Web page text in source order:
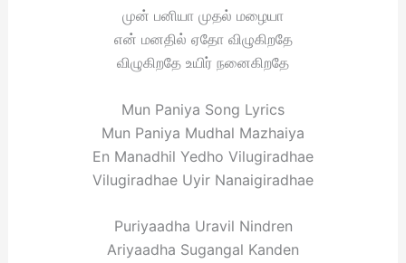
முன் பனியா முதல் மழையா
என் மனதில் ஏதோ விழுகிறதே
விழுகிறதே உயிர் நனைகிறதே
Mun Paniya Song Lyrics
Mun Paniya Mudhal Mazhaiya
En Manadhil Yedho Vilugiradhae
Vilugiradhae Uyir Nanaigiradhae
Puriyaadha Uravil Nindren
Ariyaadha Sugangal Kanden